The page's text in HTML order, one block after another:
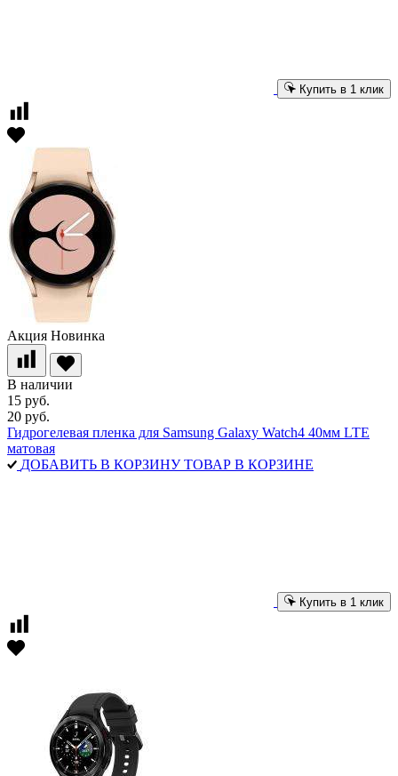
Купить в 1 клик
Акция Новинка
В наличии
15 руб.
20 руб.
Гидрогелевая пленка для Samsung Galaxy Watch4 40мм LTE
матовая
ДОБАВИТЬ В КОРЗИНУ ТОВАР В КОРЗИНЕ
Купить в 1 клик